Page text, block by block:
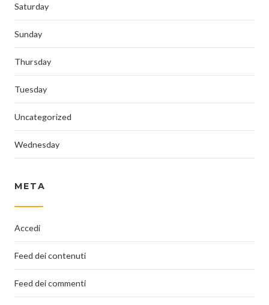
Saturday
Sunday
Thursday
Tuesday
Uncategorized
Wednesday
META
Accedi
Feed dei contenuti
Feed dei commenti